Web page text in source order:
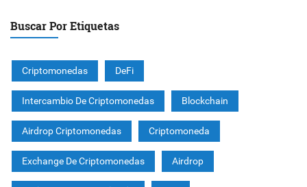
Buscar Por Etiquetas
Criptomonedas DeFi
Intercambio De Criptomonedas Blockchain
Airdrop Criptomonedas Criptomoneda
Exchange De Criptomonedas Airdrop